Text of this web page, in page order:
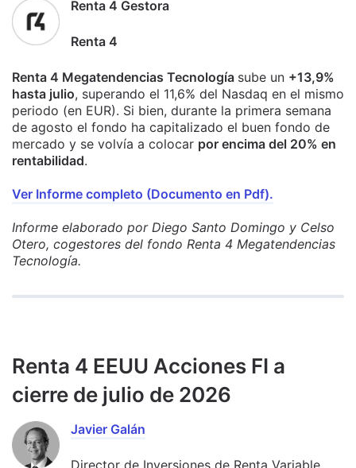
Renta 4 Gestora
Renta 4
Renta 4 Megatendencias Tecnología sube un +13,9%
hasta julio, superando el 11,6% del Nasdaq en el mismo
periodo (en EUR). Si bien, durante la primera semana
de agosto el fondo ha capitalizado el buen fondo de
mercado y se volvía a colocar por encima del 20% en
rentabilidad.
Ver Informe completo (Documento en Pdf).
Informe elaborado por Diego Santo Domingo y Celso
Otero, cogestores del fondo Renta 4 Megatendencias
Tecnología.
Renta 4 EEUU Acciones FI a
cierre de julio de 2026
Javier Galán
Director de Inversiones de Renta Variable